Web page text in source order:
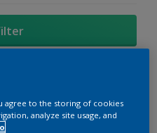
agree to the storing of cookies
analyze site usage, and